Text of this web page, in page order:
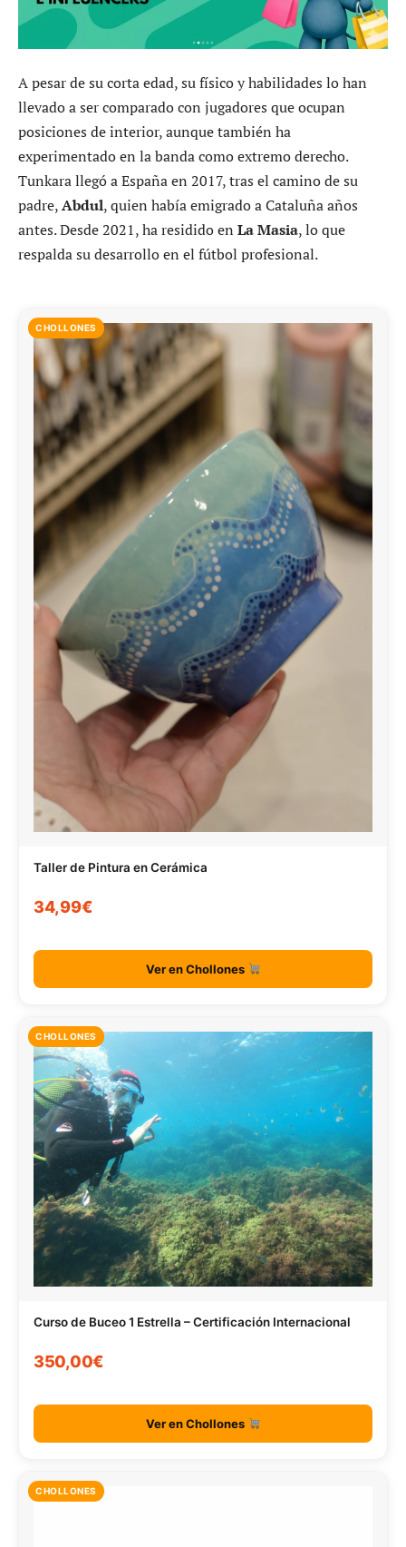
A pesar de su corta edad, su físico y habilidades lo han
llevado a ser comparado con jugadores que ocupan
posiciones de interior, aunque también ha
experimentado en la banda como extremo derecho.
Tunkara llegó a España en 2017, tras el camino de su
padre,Abdul, quien había emigrado a Cataluña años
antes. Desde 2021, ha residido en La Masia, lo que
respalda su desarrollo en el fútbol profesional.
CHOLLONES
Taller de Pintura en Cerámica
34,99€
Ver en Chollones
CHOLLONES
Curso de Buceo 1 Estrella – Certificación Internacional
350,00€
Ver en Chollones
CHOLLONES